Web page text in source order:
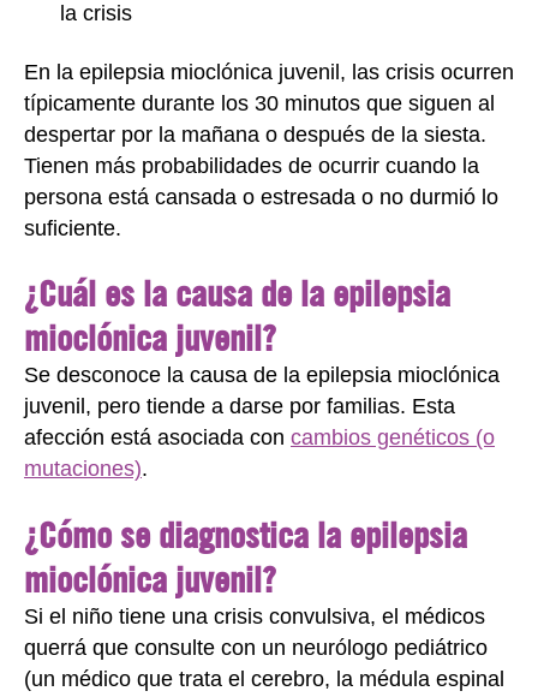
la crisis
En la epilepsia mioclónica juvenil, las crisis ocurren
típicamente durante los 30 minutos que siguen al
despertar por la mañana o después de la siesta.
Tienen más probabilidades de ocurrir cuando la
persona está cansada o estresada o no durmió lo
suficiente.
¿Cuál es la causa de la epilepsia
mioclónica juvenil?
Se desconoce la causa de la epilepsia mioclónica
juvenil, pero tiende a darse por familias. Esta
afección está asociada con cambios genéticos (o
mutaciones).
¿Cómo se diagnostica la epilepsia
mioclónica juvenil?
Si el niño tiene una crisis convulsiva, el médicos
querrá que consulte con un neurólogo pediátrico
(un médico que trata el cerebro, la médula espinal